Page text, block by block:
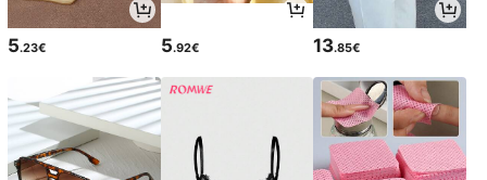
5.23€ 5.92€ 13.85€